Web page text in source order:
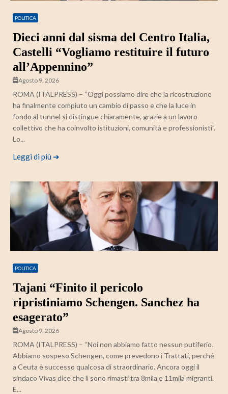
POLITICA
Dieci anni dal sisma del Centro Italia,
Castelli “Vogliamo restituire il futuro
all’Appennino”
Agosto 9, 2026
ROMA (ITALPRESS) – “Oggi possiamo dire che la ricostruzione
ha finalmente compiuto un cambio di passo e che la luce in
fondo al tunnel si distingue chiaramente, grazie a un lavoro
collettivo che ha coinvolto istituzioni, comunità e professionisti”.
Lo...
Leggi di più ➔
POLITICA
Tajani “Finito il pericolo
ripristiniamo Schengen. Sanchez ha
esagerato”
Agosto 9, 2026
ROMA (ITALPRESS) – “Noi non abbiamo fatto nessun putiferio.
Abbiamo sospeso Schengen, come prevedono i Trattati, perché
a Ceuta è successo qualcosa di straordinario. Ancora oggi il
sindaco Vivas dice che lì sono rimasti tra 8mila e 11mila migranti.
E...